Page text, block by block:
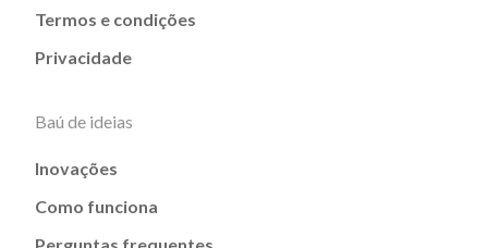
Termos e condições
Privacidade
Baú de ideias
Inovações
Como funciona
Perguntas frequentes